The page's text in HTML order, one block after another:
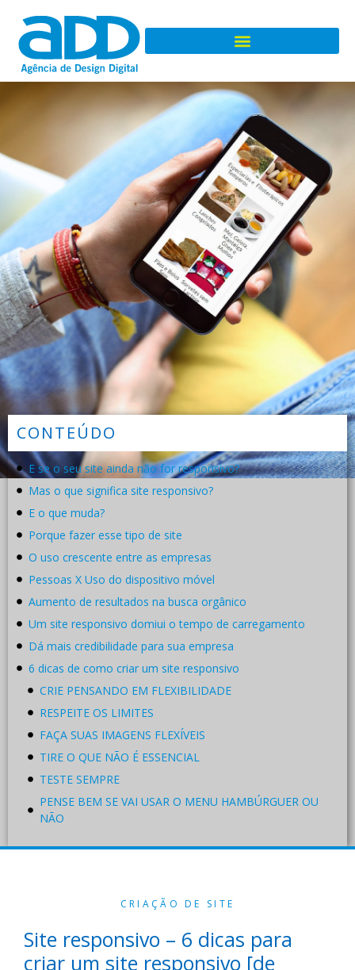
CONTEÚDO
E se o seu site ainda não for responsivo?
Mas o que significa site responsivo?
E o que muda?
Porque fazer esse tipo de site
O uso crescente entre as empresas
Pessoas X Uso do dispositivo móvel
Aumento de resultados na busca orgânico
Um site responsivo domiui o tempo de carregamento
Dá mais credibilidade para sua empresa
6 dicas de como criar um site responsivo
CRIE PENSANDO EM FLEXIBILIDADE
RESPEITE OS LIMITES
FAÇA SUAS IMAGENS FLEXÍVEIS
TIRE O QUE NÃO É ESSENCIAL
TESTE SEMPRE
PENSE BEM SE VAI USAR O MENU HAMBÚRGUER OU
NÃO
CRIAÇÃO DE SITE
Site responsivo – 6 dicas para
criar um site responsivo [de